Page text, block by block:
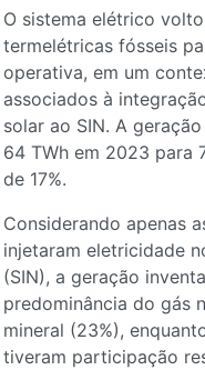
O sistema elétrico
termelétricas fósseis
operativa, em um
associados à
solar ao SIN. A
64 TWh em 2023 para
de 17%.
Considerando apenas
injetaram eletricidade
(SIN), a geração
predominância do gás
mineral (23%),
tiveram participação